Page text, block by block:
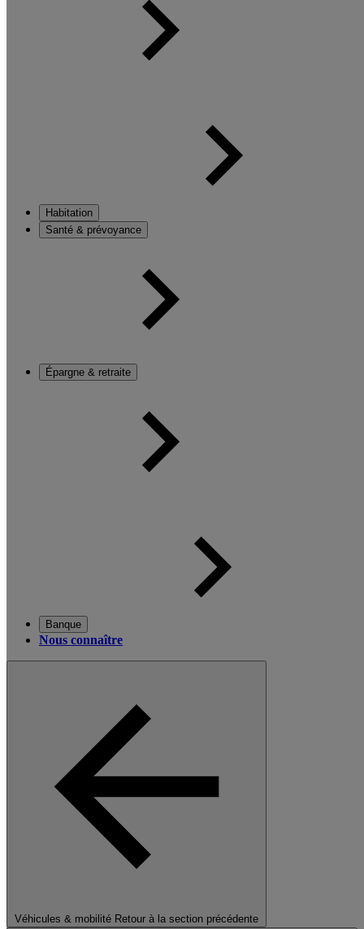
Habitation
Santé & prévoyance
Épargne & retraite
Banque
Nous connaître
Véhicules & mobilité Retour à la section précédente